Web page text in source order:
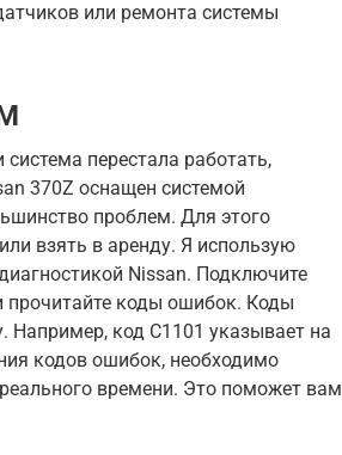
или ремонта системы
перестала работать,
370Z оснащен системой
проблем. Для этого
взять в аренду. Я использую
Nissan. Подключите
прочитайте коды ошибок. Коды
код C1101 указывает на
кодов ошибок, необходимо
времени. Это поможет вам